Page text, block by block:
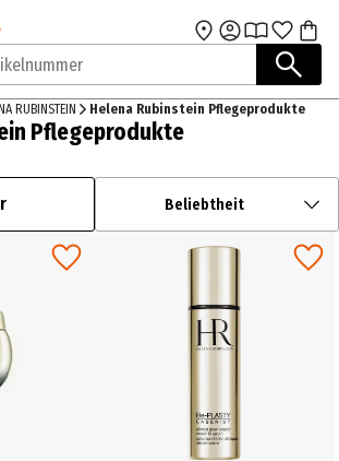
Zum Hauptinhalt
RUBINSTEIN Helena Rubinstein Pflegeprodukte
Pflegeprodukte
Beliebtheit